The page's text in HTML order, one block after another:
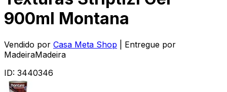
900ml Montana
Vendido por Casa Meta Shop
| Entregue por
MadeiraMadeira
ID: 3440346